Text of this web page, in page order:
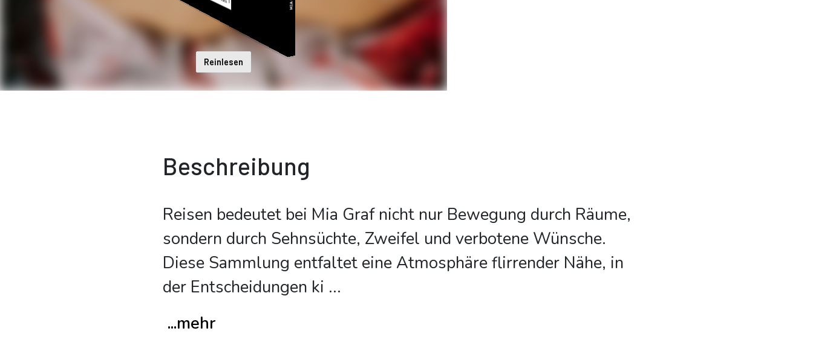
Reinlesen
Beschreibung
Reisen bedeutet bei Mia Graf nicht nur Bewegung durch Räume,
sondern durch Sehnsüchte, Zweifel und verbotene Wünsche.
Diese Sammlung entfaltet eine Atmosphäre flirrender Nähe, in
der Entscheidungen ki ...
...mehr